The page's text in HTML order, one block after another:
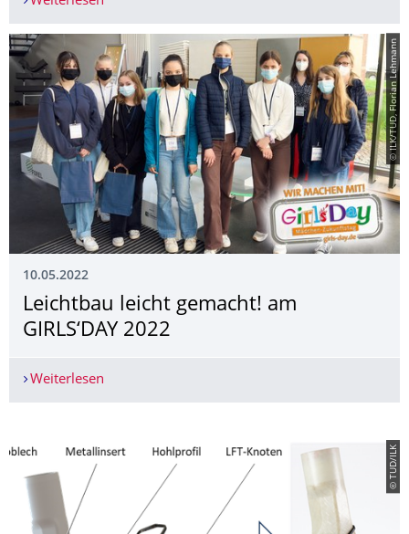
© ILK/TUD, Florian Lehmann
10.05.2022
Leichtbau leicht gemacht! am
GIRLS‘DAY 2022
Weiterlesen
© TUD/ILK